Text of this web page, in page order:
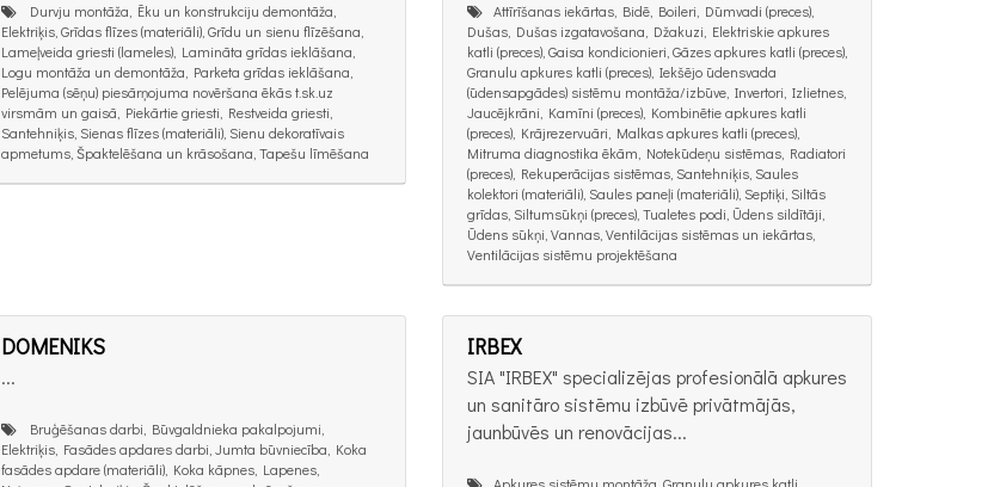
Durvju montāža, Ēku un konstrukciju demontāža,
Elektriķis, Grīdas flīzes (materiāli), Grīdu un sienu flīzēšana,
Lameļveida griesti (lameles), Lamināta grīdas ieklāšana,
Logu montāža un demontāža, Parketa grīdas ieklāšana,
Pelējuma (sēņu) piesārņojuma novēršana ēkās t.sk.uz
virsmām un gaisā, Piekārtie griesti, Restveida griesti,
Santehniķis, Sienas flīzes (materiāli), Sienu dekoratīvais
apmetums, Špaktelēšana un krāsošana, Tapešu līmēšana
Attīrīšanas iekārtas, Bidē, Boileri, Dūmvadi (preces),
Dušas, Dušas izgatavošana, Džakuzi, Elektriskie apkures
katli (preces), Gaisa kondicionieri, Gāzes apkures katli (preces),
Granulu apkures katli (preces), Iekšējo ūdensvada
(ūdensapgādes) sistēmu montāža/izbūve, Invertori, Izlietnes,
Jaucējkrāni, Kamīni (preces), Kombinētie apkures katli
(preces), Krājrezervuāri, Malkas apkures katli (preces),
Mitruma diagnostika ēkām, Notekūdeņu sistēmas, Radiatori
(preces), Rekuperācijas sistēmas, Santehniķis, Saules
kolektori (materiāli), Saules paneļi (materiāli), Septiķi, Siltās
grīdas, Siltumsūkņi (preces), Tualetes podi, Ūdens sildītāji,
Ūdens sūkņi, Vannas, Ventilācijas sistēmas un iekārtas,
Ventilācijas sistēmu projektēšana
DOMENIKS
...
Bruģēšanas darbi, Būvgaldnieka pakalpojumi,
Elektriķis, Fasādes apdares darbi, Jumta būvniecība, Koka
fasādes apdare (materiāli), Koka kāpnes, Lapenes,
IRBEX
SIA "IRBEX" specializējas profesionālā apkures
un sanitāro sistēmu izbūvē privātmājās,
jaunbūvēs un renovācijas...